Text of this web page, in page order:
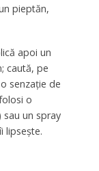
pieptăn,
apoi un
caută, pe
senzație de
o
un spray
lipsește.